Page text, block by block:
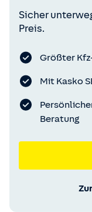
Sicher
Preis.
Größter
Mit Kasko
Beratung